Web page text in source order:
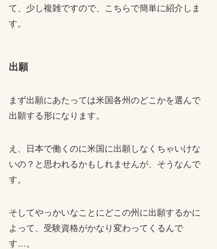
て、少し複雑ですので、こちらで簡単に紹介しま
す。
出願
まず出願にあたっては米国各州のどこかを選んで
出願する形になります。
え、日本で働くのに米国に出願しなくちゃいけな
いの？と思われるかもしれませんが、そうなんで
す。
そしてやっかいなことにどこの州に出願するかに
よって、受験資格がかなり変わってくるんで
す…。